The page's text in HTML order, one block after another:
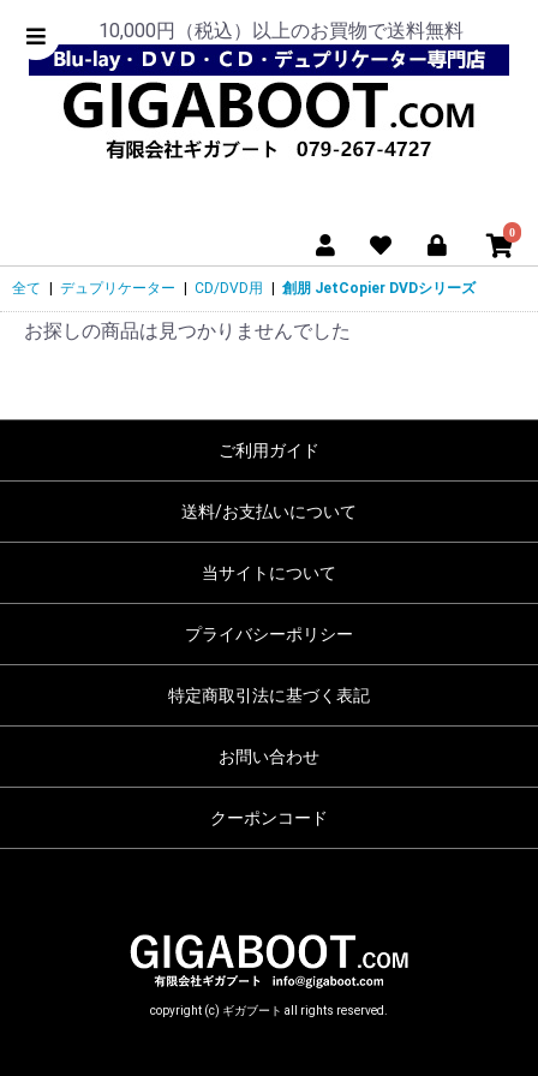
10,000円（税込）以上のお買物で送料無料
0
全て デュプリケーター CD/DVD用 創朋 JetCopier DVDシリーズ
お探しの商品は見つかりませんでした
ご利用ガイド
送料/お支払いについて
当サイトについて
プライバシーポリシー
特定商取引法に基づく表記
お問い合わせ
クーポンコード
copyright (c) ギガブート all rights reserved.